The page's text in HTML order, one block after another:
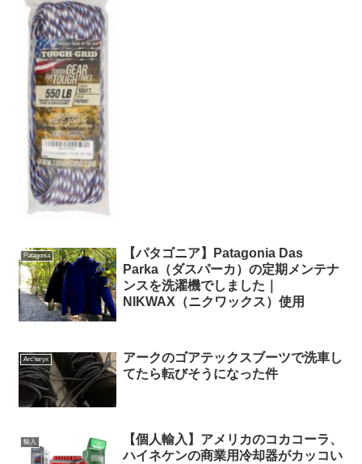
Patagonia
【パタゴニア】Patagonia Das
Parka（ダスパーカ）の定期メンテナ
ンスを洗濯機でしました｜
NIKWAX（ニクワックス）使用
Arc'teryx
アークのゴアテックスブーツで洗車し
てたら転びそうになった件
輸入
【個人輸入】アメリカのコカコーラ、
ハイネケンの商業用冷却器がカッコい